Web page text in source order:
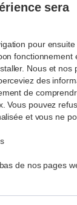
?
à
sera
pour
fonctionnement
Nous et nos
des
de
Vous pouvez
et vous ne
de nos pages